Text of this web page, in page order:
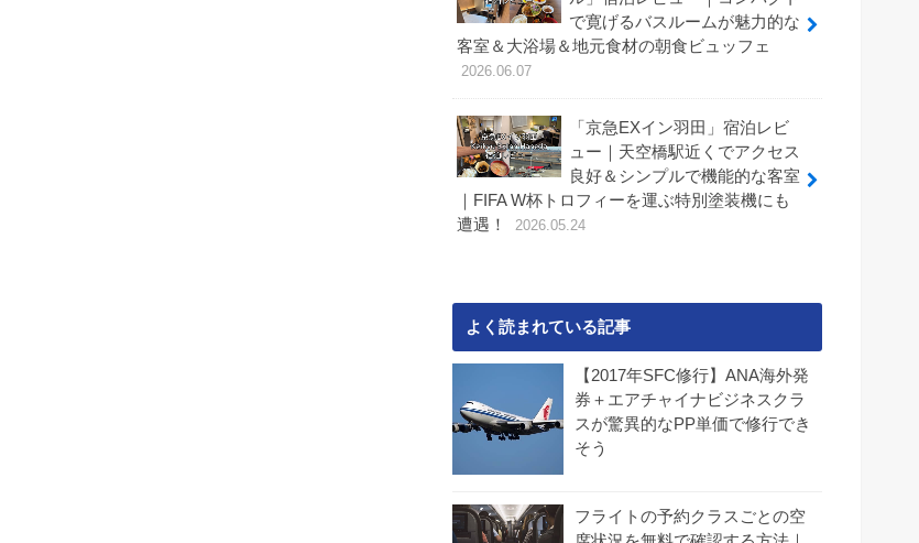
で寛げるバスルームが魅力的な
客室＆大浴場＆地元食材の朝食ビュッフェ
2026.06.07
「京急EXイン羽田」宿泊レビ
ュー｜天空橋駅近くでアクセス
良好＆シンプルで機能的な客室
｜FIFA W杯トロフィーを運ぶ特別塗装機にも
遭遇！
2026.05.24
よく読まれている記事
【2017年SFC修行】ANA海外発
券＋エアチャイナビジネスクラ
スが驚異的なPP単価で修行でき
そう
フライトの予約クラスごとの空